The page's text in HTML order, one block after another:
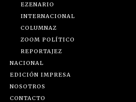
EZENARIO
INTERNACIONAL
COLUMNAZ
ZOOM POLÍTICO
REPORTAJEZ
NACIONAL
EDICIÓN IMPRESA
NOSOTROS
CONTACTO